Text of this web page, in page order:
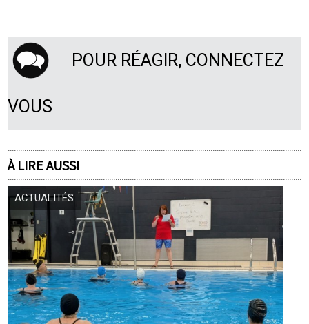
POUR RÉAGIR, CONNECTEZ
VOUS
À LIRE AUSSI
ACTUALITÉS